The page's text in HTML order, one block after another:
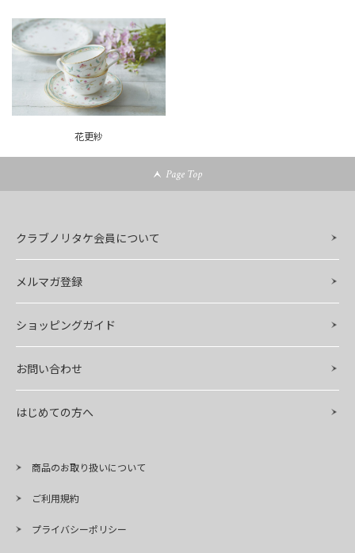
花更紗
Page Top
クラブノリタケ会員について
メルマガ登録
ショッピングガイド
お問い合わせ
はじめての方へ
商品のお取り扱いについて
ご利用規約
プライバシーポリシー